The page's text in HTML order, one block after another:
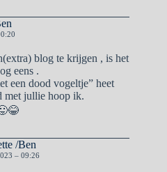
blog te krijgen , is het
eens .
een dood vogeltje” heet
met jullie hoop ik.
/Ben
– 09:26